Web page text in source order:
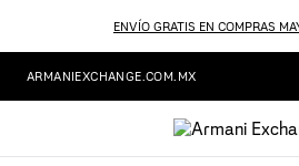
ENVÍO GRATIS EN COMPRAS
ARMANIEXCHANGE.COM.MX